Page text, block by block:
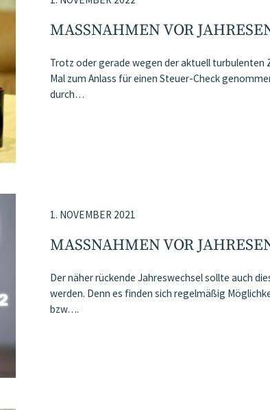
MASSNAHMEN VOR
Trotz oder gerade wegen der aktuell turbulenten
Mal zum Anlass für einen Steuer-Check
durch…
1. NOVEMBER 2021
MASSNAHMEN VOR
Der näher rückende Jahreswechsel sollte auch
werden. Denn es finden sich regelmäßig
bzw….